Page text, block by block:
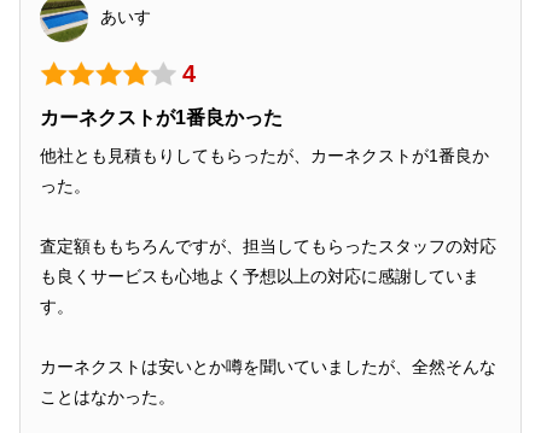
あいす
4
カーネクストが1番良かった
他社とも見積もりしてもらったが、カーネクストが1番良か
った。
査定額ももちろんですが、担当してもらったスタッフの対応
も良くサービスも心地よく予想以上の対応に感謝していま
す。
カーネクストは安いとか噂を聞いていましたが、全然そんな
ことはなかった。